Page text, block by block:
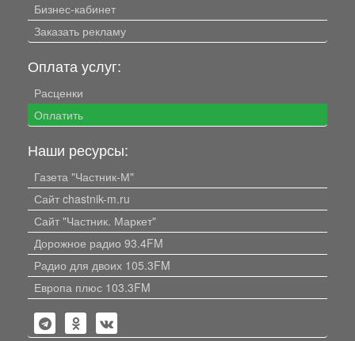
Бизнес-кабинет
Заказать рекламу
Оплата услуг:
Расценки
Оплатить
Наши ресурсы:
Газета "Частник-М"
Сайт chastnik-m.ru
Сайт "Частник. Маркет"
Дорожное радио 93.4FM
Радио для двоих 105.3FM
Европа плюс 103.3FM